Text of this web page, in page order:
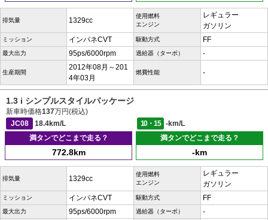
排気量 1329cc
使用燃料
エンジン
レギュラー
ガソリン
ミッション インパネCVT 駆動方式 FF
最大出力 95ps/6000rpm 過給器（ターボ） -
生産期間
2012年08月～201
4年03月
燃費性能 -
1.3 i シンプルスタイルパッケージ
新車時価格137万円(税込)
JC08
18.4km/L 10・15
-km/L
満タンでどこまで走る？
772.8km
満タンでどこまで走る？
-km
排気量 1329cc
使用燃料
エンジン
レギュラー
ガソリン
ミッション インパネCVT 駆動方式 FF
最大出力 95ps/6000rpm 過給器（ターボ） -